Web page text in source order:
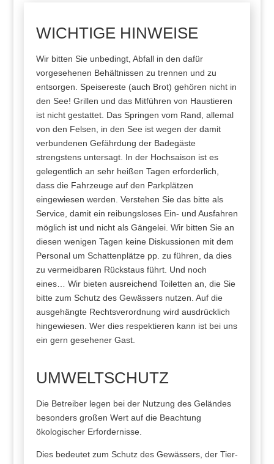
WICHTIGE HINWEISE
Wir bitten Sie unbedingt, Abfall in den dafür
vorgesehenen Behältnissen zu trennen und zu
entsorgen. Speisereste (auch Brot) gehören nicht in
den See! Grillen und das Mitführen von Haustieren
ist nicht gestattet. Das Springen vom Rand, allemal
von den Felsen, in den See ist wegen der damit
verbundenen Gefährdung der Badegäste
strengstens untersagt. In der Hochsaison ist es
gelegentlich an sehr heißen Tagen erforderlich,
dass die Fahrzeuge auf den Parkplätzen
eingewiesen werden. Verstehen Sie das bitte als
Service, damit ein reibungsloses Ein- und Ausfahren
möglich ist und nicht als Gängelei. Wir bitten Sie an
diesen wenigen Tagen keine Diskussionen mit dem
Personal um Schattenplätze pp. zu führen, da dies
zu vermeidbaren Rückstaus führt. Und noch
eines… Wir bieten ausreichend Toiletten an, die Sie
bitte zum Schutz des Gewässers nutzen. Auf die
ausgehängte Rechtsverordnung wird ausdrücklich
hingewiesen. Wer dies respektieren kann ist bei uns
ein gern gesehener Gast.
UMWELTSCHUTZ
Die Betreiber legen bei der Nutzung des Geländes
besonders großen Wert auf die Beachtung
ökologischer Erfordernisse.
Dies bedeutet zum Schutz des Gewässers, der Tier-